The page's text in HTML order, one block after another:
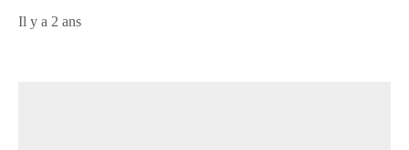
il y a 2 ans